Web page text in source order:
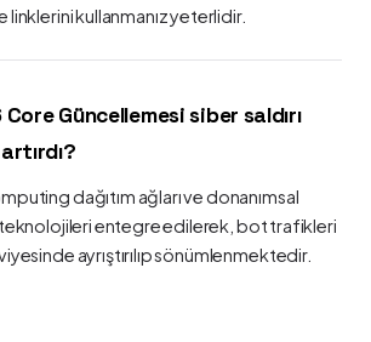
linklerini kullanmanız yeterlidir.
Güncellemesi siber saldırı
dağıtım ağları ve donanımsal
entegre edilerek, bot trafikleri
ayrıştırılıp sönümlenmektedir.